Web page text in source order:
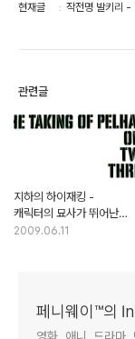
현재글 작전명 발키리 -
관련글
지하의 하이재킹 -
캐릭터의 묘사가 뛰어난
독창적인 스릴러
2009.06.11
페니웨이™의